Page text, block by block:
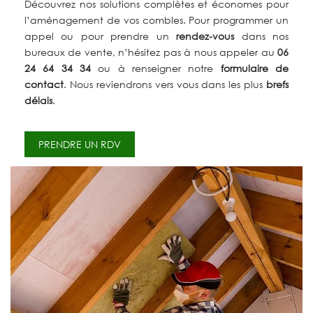
Découvrez nos solutions complètes et économes pour
l’aménagement de vos combles. Pour programmer un
appel ou pour prendre unrendez-vousdans nos
bureaux de vente, n’hésitez pas à nous appeler au 06
24 64 34 34 ou à renseigner notre formulaire de
contact. Nous reviendrons vers vous dans les plus brefs
délais.
PRENDRE UN RDV